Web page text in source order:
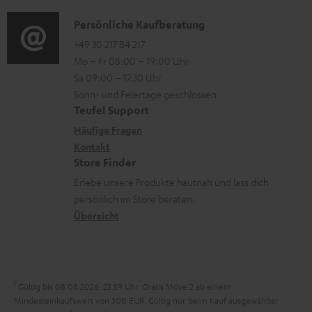
a
d
e
n
e
n
z
u
m
e
r
s
t
i
o
n
e
u
r
n
i
o
-
L
e
k
o
K
o
n
t
a
d
a
Persönliche Kaufberatung
+49 30 217 84 217
Mo – Fr 08:00 – 19:00 Uhr
Sa 09:00 – 17:30 Uhr
Sonn- und Feiertage geschlossen
Teufel Support
Store Finder
Erlebe unsere Produkte hautnah und lass dich
persönlich im Store beraten.
1 Gültig bis 08.08.2026, 23:59 Uhr. Gratis Move 2 ab einem
Mindesteinkaufswert von 300 EUR. Gültig nur beim Kauf ausgewählter